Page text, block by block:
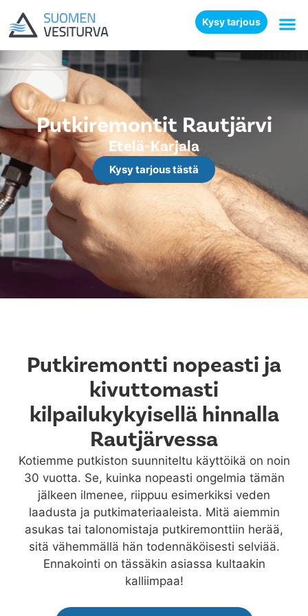
Kysy tarjous
Putkiremontit Rautjärvi
Etelä-Karjala
Kysy tarjous tästä
Putkiremontti nopeasti ja
kivuttomasti
kilpailukykyisellä hinnalla
Rautjärvessa
Kotiemme putkiston suunniteltu käyttöikä on noin
30 vuotta. Se, kuinka nopeasti ongelmia tämän
jälkeen ilmenee, riippuu esimerkiksi veden
laadusta ja putkimateriaaleista. Mitä aiemmin
asukas tai talonomistaja putkiremonttiin herää,
sitä vähemmällä hän todennäköisesti selviää.
Ennakointi on tässäkin asiassa kultaakin
kalliimpaa!